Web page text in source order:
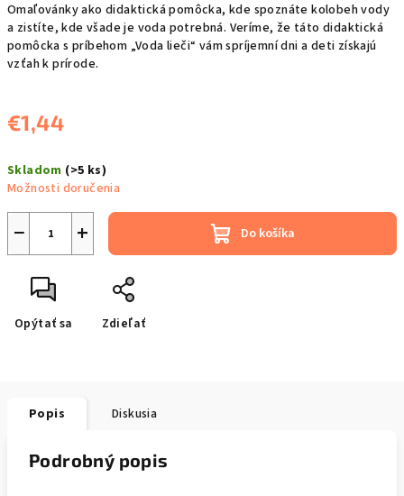
Omaľovánky ako didaktická pomôcka, kde spoznáte kolobeh vody
a zistíte, kde všade je voda potrebná. Veríme, že táto didaktická
pomôcka s príbehom „Voda lieči“ vám spríjemní dni a deti získajú
vzťah k prírode.
€1,44
cena:
Skladom (>5 ks)
Možnosti doručenia
+
− Do košíka
Opýtať sa Zdieľať
Popis Diskusia
Podrobný popis